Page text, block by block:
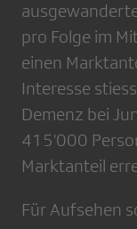
pro Folge im
einen
Interesse
Demenz bei
415'000
Marktanteil
Für Aufsehen